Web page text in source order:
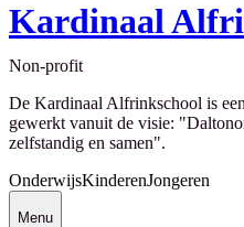
Kardinaal
Non-profit
De Kardinaal Alfrinkschool is
gewerkt vanuit de visie:
zelfstandig en samen".
OnderwijsKinderenJongeren
Menu